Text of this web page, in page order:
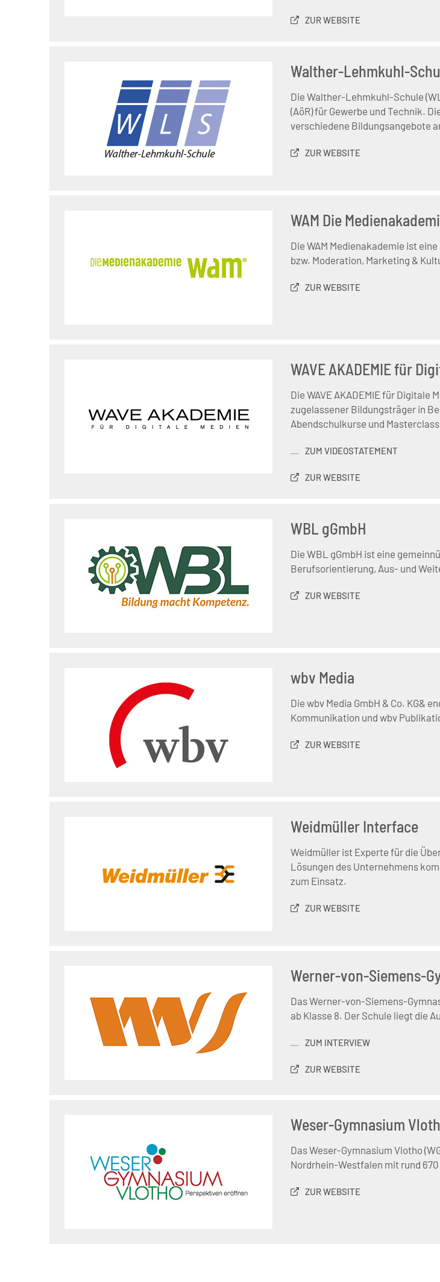
ZUR WEBSITE
Walther-Lehmkuhl-
Die Walther-Lehmkuhl-Schule
(AöR) für Gewerbe und Technik.
verschiedene Bildungsangebote
ZUR WEBSITE
WAM Die
Die WAM Medienakademie ist
bzw. Moderation, Marketing &
ZUR WEBSITE
WAVE AKADEMIE für
Die WAVE AKADEMIE für
zugelassener Bildungsträger in
Abendschulkurse und
ZUM VIDEOSTATEMENT
ZUR WEBSITE
WBL gGmbH
Die WBL gGmbH ist eine
Berufsorientierung, Aus- und
ZUR WEBSITE
wbv Media
Die wbv Media GmbH & Co. KG&
Kommunikation und wbv
ZUR WEBSITE
Weidmüller Interface
Weidmüller ist Experte für die
Lösungen des Unternehmens
zum Einsatz.
ZUR WEBSITE
Werner-von-Siemens-
Das Werner-von-Siemens-
ab Klasse 8. Der Schule liegt die
ZUM INTERVIEW
ZUR WEBSITE
Weser-Gymnasium
Das Weser-Gymnasium Vlotho
Nordrhein-Westfalen mit rund
ZUR WEBSITE